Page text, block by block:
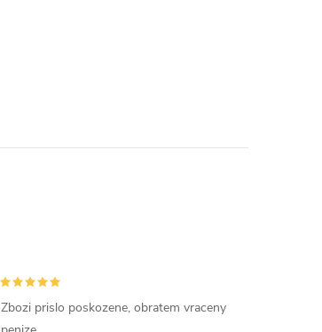
Zbozi prislo poskozene, obratem vraceny